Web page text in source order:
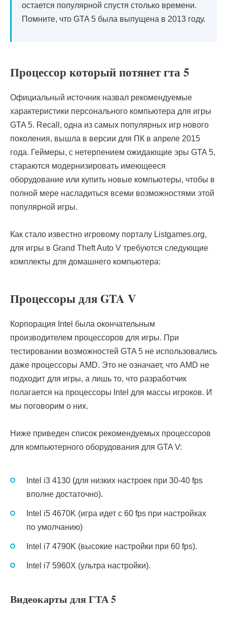
остается популярной спустя столько времени.
Помните, что GTA 5 была выпущена в 2013 году.
Процессор который потянет гта 5
Официальный источник назвал рекомендуемые
характеристики персонального компьютера для игры
GTA 5. Recall, одна из самых популярных игр нового
поколения, вышла в версии для ПК в апреле 2015
года. Геймеры, с нетерпением ожидающие эры GTA 5,
стараются модернизировать имеющееся
оборудование или купить новые компьютеры, чтобы в
полной мере насладиться всеми возможностями этой
популярной игры.
Как стало известно игровому порталу Listgames.org,
для игры в Grand Theft Auto V требуются следующие
комплекты для домашнего компьютера:
Процессоры для GTA V
Корпорация Intel была окончательным
производителем процессоров для игры. При
тестировании возможностей GTA 5 не использовались
даже процессоры AMD. Это не означает, что AMD не
подходит для игры, а лишь то, что разработчик
полагается на процессоры Intel для массы игроков. И
мы поговорим о них.
Ниже приведен список рекомендуемых процессоров
для компьютерного оборудования для GTA V:
Intel i3 4130 (для низких настроек при 30-40 fps
вполне достаточно).
Intel i5 4670K (игра идет с 60 fps при настройках
по умолчанию)
Intel i7 4790K (высокие настройки при 60 fps).
Intel i7 5960X (ультра настройки).
Видеокарты для ГТА 5